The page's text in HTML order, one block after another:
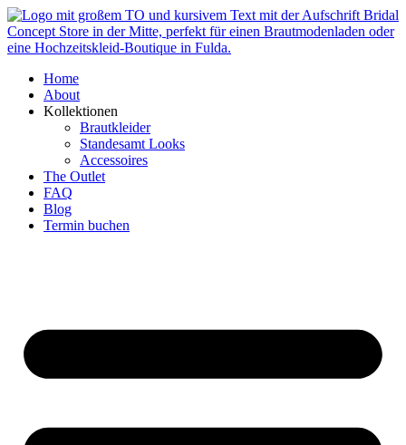
Zum
Inhalt
springen
Home
About
Kollektionen
Brautkleider
Standesamt Looks
Accessoires
The Outlet
FAQ
Blog
Termin buchen